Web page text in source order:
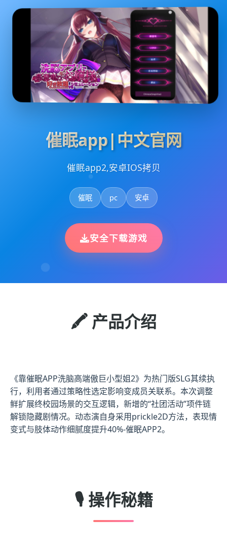
催眠app|中文官网
催眠app2,安卓IOS拷贝
催眠 pc 安卓
安全下载游戏
🖍️ 产品介绍
《靠催眠APP洗脑高端傲巨小型姐2》为热门版SLG其续执
行，利用者通过策略性选定影响变成员关联系。本次调整
鲜扩展终校园场景的交互逻辑，新增的“社团活动”项件链
解锁隐藏剧情况。动态演自身采用prickle2D方法，表现情
变式与肢体动作细腻度提升40%-催眠APP2。
🎙️ 操作秘籍